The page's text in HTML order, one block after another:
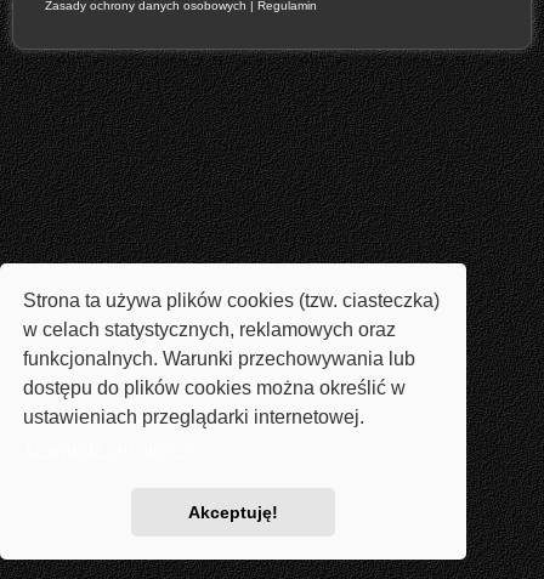
Strona ta używa plików cookies (tzw. ciasteczka)
w celach statystycznych, reklamowych oraz
funkcjonalnych. Warunki przechowywania lub
dostępu do plików cookies można określić w
ustawieniach przeglądarki internetowej.
Akceptuję!
Zasady ochrony danych osobowych | Regulamin